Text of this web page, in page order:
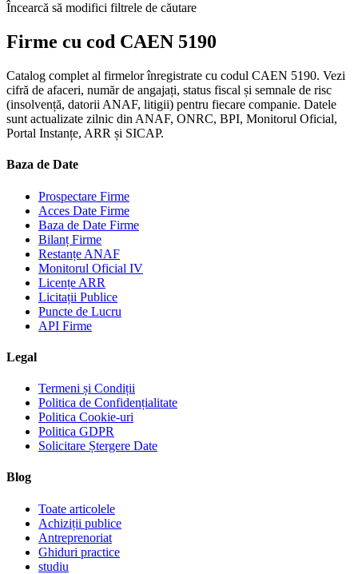
Încearcă să modifici filtrele de căutare
Firme cu cod CAEN 5190
Catalog complet al firmelor înregistrate cu codul CAEN 5190. Vezi
cifră de afaceri, număr de angajați, status fiscal și semnale de risc
(insolvență, datorii ANAF, litigii) pentru fiecare companie. Datele
sunt actualizate zilnic din ANAF, ONRC, BPI, Monitorul Oficial,
Portal Instanțe, ARR și SICAP.
Baza de Date
Prospectare Firme
Acces Date Firme
Baza de Date Firme
Bilanț Firme
Restanțe ANAF
Monitorul Oficial IV
Licențe ARR
Licitații Publice
Puncte de Lucru
API Firme
Legal
Termeni și Condiții
Politica de Confidențialitate
Politica Cookie-uri
Politica GDPR
Solicitare Ștergere Date
Blog
Toate articolele
Achiziții publice
Antreprenoriat
Ghiduri practice
studiu